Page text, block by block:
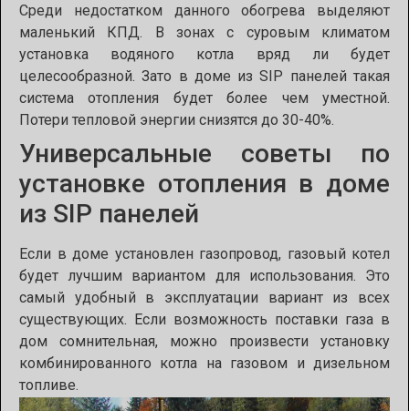
Среди недостатком данного обогрева выделяют
маленький КПД. В зонах с суровым климатом
установка водяного котла вряд ли будет
целесообразной. Зато в доме изSIP панелей такая
система отопления будет более чем уместной.
Потери тепловой энергии снизятся до 30-40%.
Универсальные советы по
установке отопления в доме
из SIP панелей
Если в доме установлен газопровод, газовый котел
будет лучшим вариантом для использования. Это
самый удобный в эксплуатации вариант из всех
существующих. Если возможность поставки газа в
дом сомнительная, можно произвести установку
комбинированного котла на газовом и дизельном
топливе.